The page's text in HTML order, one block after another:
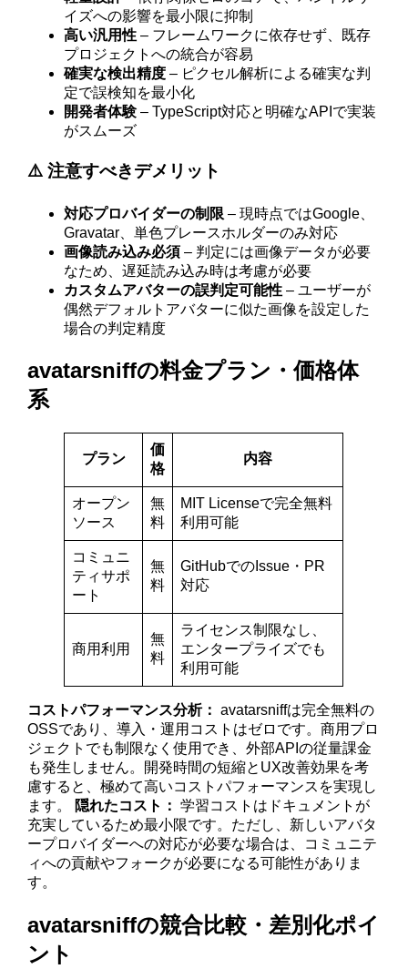
イズへの影響を最小限に抑制
高い汎用性 – フレームワークに依存せず、既存
プロジェクトへの統合が容易
確実な検出精度 – ピクセル解析による確実な判
定で誤検知を最小化
開発者体験– TypeScript対応と明確なAPIで実装
がスムーズ
⚠️ 注意すべきデメリット
対応プロバイダーの制限 – 現時点ではGoogle、
Gravatar、単色プレースホルダーのみ対応
画像読み込み必須 – 判定には画像データが必要
なため、遅延読み込み時は考慮が必要
カスタムアバターの誤判定可能性 – ユーザーが
偶然デフォルトアバターに似た画像を設定した
場合の判定精度
avatarsniffの料金プラン・価格体
系
プラン
価
格
内容
オープン
ソース
無
料
MIT Licenseで完全無料
利用可能
コミュニ
ティサポ
ート
無
料
GitHubでのIssue・PR
対応
商用利用
無
料
ライセンス制限なし、
エンタープライズでも
利用可能
コストパフォーマンス分析： avatarsniffは完全無料の
OSSであり、導入・運用コストはゼロです。商用プロ
ジェクトでも制限なく使用でき、外部APIの従量課金
も発生しません。開発時間の短縮とUX改善効果を考
慮すると、極めて高いコストパフォーマンスを実現し
ます。 隠れたコスト： 学習コストはドキュメントが
充実しているため最小限です。ただし、新しいアバタ
ープロバイダーへの対応が必要な場合は、コミュニテ
ィへの貢献やフォークが必要になる可能性がありま
す。
avatarsniffの競合比較・差別化ポイ
ント